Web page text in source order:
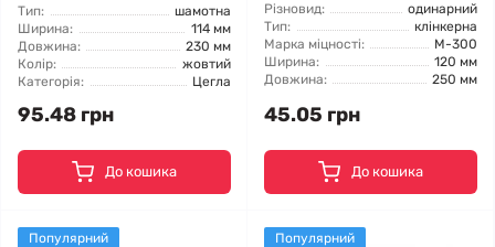
Тип:
шамотна
Ширина:
114 мм
Довжина:
230 мм
Колір:
жовтий
Категорія:
Цегла
95.48 грн
До кошика
Різновид:
одинарний
Тип:
клінкерна
Марка міцності:
М-300
Ширина:
120 мм
Довжина:
250 мм
45.05 грн
До кошика
Популярний Популярний